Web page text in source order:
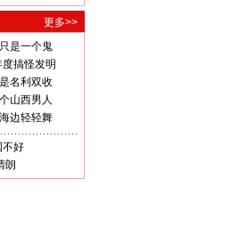
更多>>
是一个鬼
搞怪发明
名利双收
山西男人
边轻轻舞
不好
朗